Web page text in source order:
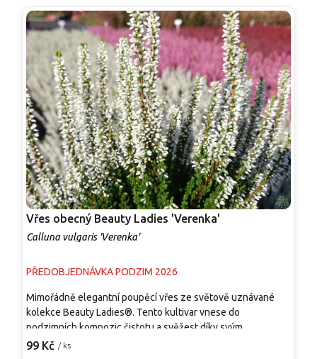
Vřes obecný Beauty Ladies 'Verenka'
Calluna vulgaris 'Verenka'
PŘEDOBJEDNÁVKA PODZIM 2026
99 Kč / ks
Mimořádně elegantní poupěcí vřes ze světově uznávané
kolekce Beauty Ladies®. Tento kultivar vnese do
podzimních kompozic čistotu a svěžest díky svým
sněhobílým poupatům, která vytvářejí dramatický kontrast s